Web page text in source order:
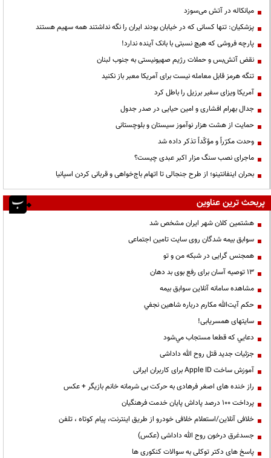
میانکاله در آتش می‌سوزد
پزشکیان: تنها کسانی که در خیابان بودند ایران را نگه نداشتند همه سهیم هستند
پارچه فروشی که هیچ نسبتی با بانک آینده ندارد!
نقض آتش‌بس و حملات رژیم صهیونیستی به جنوب لبنان
تنگه هرمز قابل معامله نیست برای آمریکا معبر باز نکنید
آمریکا ویزای سفیر برزیل را باطل کرد
جدال بهرام افشاری و امین حیایی در صدر جدول
حمایت از هشت هزار نوآموز سیستان و بلوچستانی
وحدت مکرّراً و مؤکّداً تذکر داده شد
ماجرای نصب سنگ مزار اکبر عبدی چیست؟
بحران اینفانتینو؛ از طرح جنجالی تا اتهام باج‌خواهی و قربانی کردن اسپانیا
پربحث ترین عناوین
هشتمین کلان شهر ایران مشخص شد
سوابق بیمه شدگان روی سایت تامین اجتماعی
همجنس گرایی در شبکه من و تو
13 توصیه آسان برای رفع بوی بد دهان
مشاهده سامانه آنلاين سوابق بیمه
حكم آيت‌الله مكارم درباره شاهين نجفي
سایتهای همسریابی!
دعايي كه قطعا مستجاب مي‌شود
جزئیات جدید قتل روح الله داداشی
آموزش ساخت Apple ID برای کاربران ایرانی
راز خنده های اصغر فرهادی به حرکت بی شرمانه خانم بازیگر + عکس
پرداخت ۱۰۰ درصد پاداش پایان خدمت فرهنگیان
خلافی آنلاین/استعلام خلافی خودرو از طریق اینترنت، پیام کوتاه ، تلفن
جسدغرق درخون روح الله داداشی (عکس)
پاسخ های دکتر توکلی به سوالات کنکوری ها